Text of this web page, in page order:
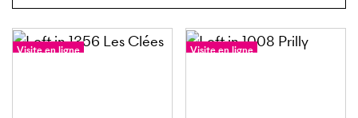
Visite en ligne Visite en ligne